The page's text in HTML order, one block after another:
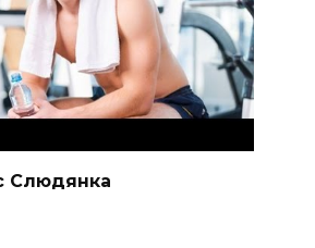
Слюдянка